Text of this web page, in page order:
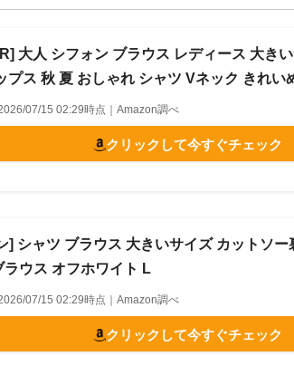
大人 シフォン ブラウス レディース 大き
プス 秋 夏 おしゃれ シャツ Vネック きれい
07/15 02:29時点｜Amazon調べ
クリックして今すぐチェック
] シャツ ブラウス 大きいサイズ カットソー
ラウス オフホワイト L
07/15 02:29時点｜Amazon調べ
クリックして今すぐチェック